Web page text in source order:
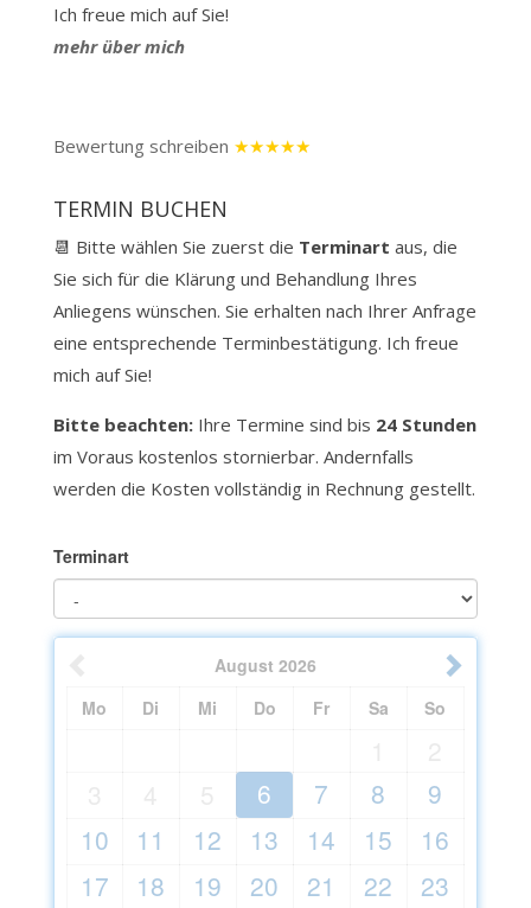
Ich freue mich auf Sie!
mehr über mich
Bewertung schreiben ★★★★★
TERMIN BUCHEN
📆 Bitte wählen Sie zuerst die Terminart aus, die
Sie sich für die Klärung und Behandlung Ihres
Anliegens wünschen. Sie erhalten nach Ihrer Anfrage
eine entsprechende Terminbestätigung. Ich freue
mich auf Sie!
Bitte beachten:Ihre Termine sind bis 24 Stunden
im Voraus kostenlos stornierbar. Andernfalls
werden die Kosten vollständig in Rechnung gestellt.
Terminart
August 2026
Mo
Di Mi Do Fr Sa So
6 7 8
9
10
11 12 13 14 15
16
17
18 19 20 21 22
23